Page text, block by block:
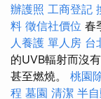
辦護照 工商登記
料 徵信社價位 春
人養護 單人房 台
的UVB輻射而沒
甚至燃燒。 桃園
程 墓園 清潔 半